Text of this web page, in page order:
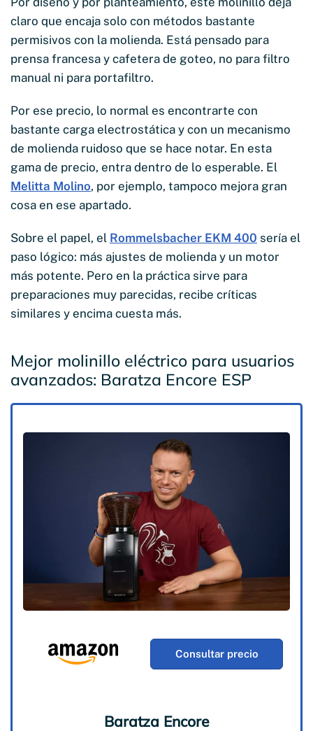
claro que encaja solo con métodos bastante
permisivos con la molienda. Está pensado para
prensa francesa y cafetera de goteo, no para filtro
manual ni para portafiltro.
Por ese precio, lo normal es encontrarte con
bastante carga electrostática y con un mecanismo
de molienda ruidoso que se hace notar. En esta
gama de precio, entra dentro de lo esperable. El
Melitta Molino, por ejemplo, tampoco mejora gran
cosa en ese apartado.
Sobre el papel, el Rommelsbacher EKM 400 sería el
paso lógico: más ajustes de molienda y un motor
más potente. Pero en la práctica sirve para
preparaciones muy parecidas, recibe críticas
similares y encima cuesta más.
Mejor molinillo eléctrico para usuarios
avanzados: Baratza Encore ESP
Baratza Encore
Consultar precio